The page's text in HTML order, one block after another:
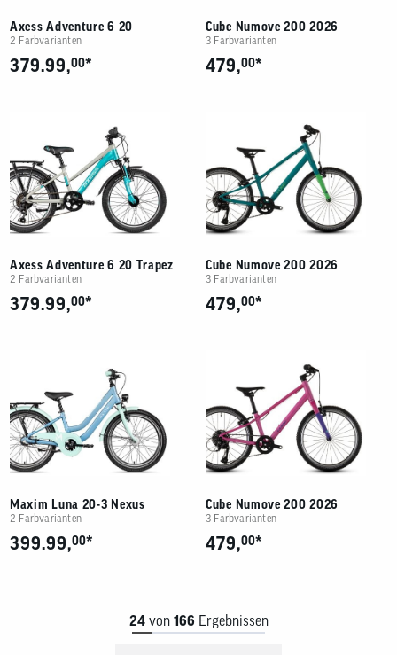
Axess Adventure 6 20
2 Farbvarianten
379.99,00*
Cube Numove 200 2026
3 Farbvarianten
479,00*
Axess Adventure 6 20 Trapez
2 Farbvarianten
379.99,00*
Cube Numove 200 2026
3 Farbvarianten
479,00*
Maxim Luna 20-3 Nexus
2 Farbvarianten
399.99,00*
Cube Numove 200 2026
3 Farbvarianten
479,00*
24von 166Ergebnissen